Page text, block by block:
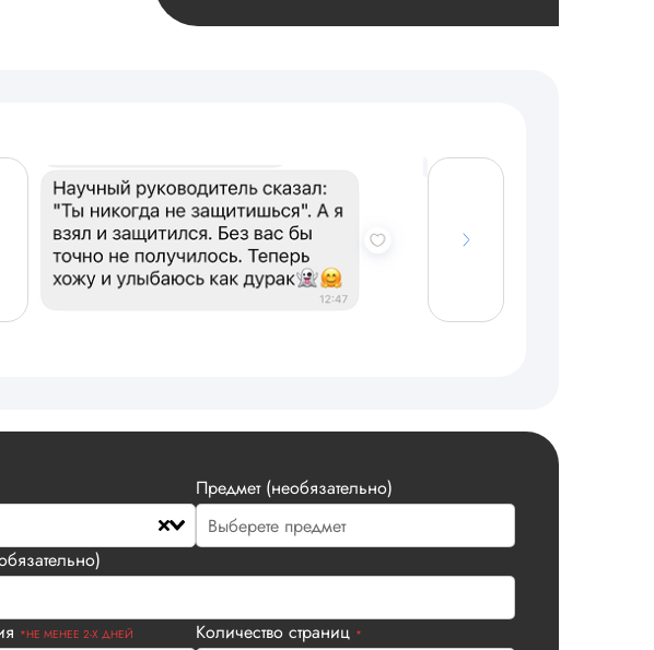
Предмет (необязательно)
*НЕ МЕНЕЕ 2-Х ДНЕЙ Количество страниц *